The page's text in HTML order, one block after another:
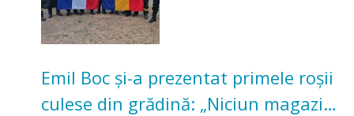
Emil Boc și-a prezentat primele roșii
culese din grădină: „Niciun magazin